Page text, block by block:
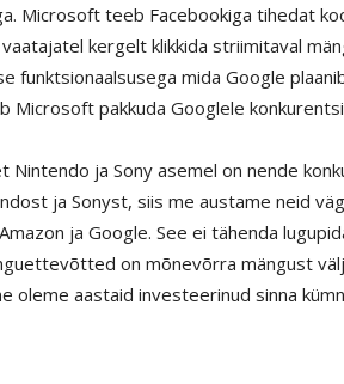
Microsoft teeb Facebookiga tihedat
kergelt klikkida striimitaval
funktsionaalsusega mida Google
Microsoft pakkuda Googlele
Nintendo ja Sony asemel on nende
ja Sonyst, siis me austame neid
ja Google. See ei tähenda
on mõnevõrra mängust
oleme aastaid investeerinud sinna